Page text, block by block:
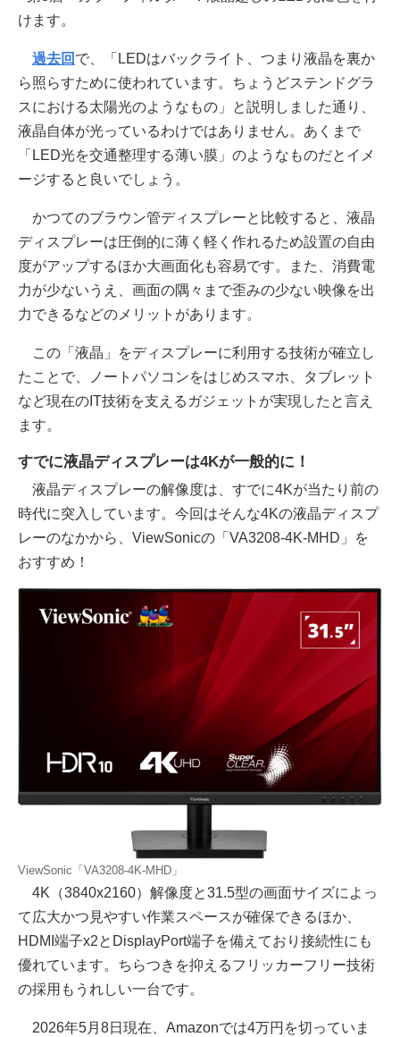
けます。
過去回 で、「LEDはバックライト、つまり液晶を裏か
ら照らすために使われています。ちょうどステンドグラ
スにおける太陽光のようなもの」と説明しました通り、
液晶自体が光っているわけではありません。あくまで
「LED光を交通整理する薄い膜」のようなものだとイメ
ージすると良いでしょう。
かつてのブラウン管ディスプレーと比較すると、液晶
ディスプレーは圧倒的に薄く軽く作れるため設置の自由
度がアップするほか大画面化も容易です。また、消費電
力が少ないうえ、画面の隅々まで歪みの少ない映像を出
力できるなどのメリットがあります。
この「液晶」をディスプレーに利用する技術が確立し
たことで、ノートパソコンをはじめスマホ、タブレット
など現在のIT技術を支えるガジェットが実現したと言え
ます。
すでに液晶ディスプレーは4Kが一般的に！
液晶ディスプレーの解像度は、すでに4Kが当たり前の
時代に突入しています。今回はそんな4Kの液晶ディスプ
レーのなかから、ViewSonicの「VA3208-4K-MHD」を
おすすめ！
ViewSonic「VA3208-4K-MHD」
4K（3840x2160）解像度と31.5型の画面サイズによっ
て広大かつ見やすい作業スペースが確保できるほか、
HDMI端子x2とDisplayPort端子を備えており接続性にも
優れています。ちらつきを抑えるフリッカーフリー技術
の採用もうれしい一台です。
2026年5月8日現在、Amazonでは4万円を切っていま